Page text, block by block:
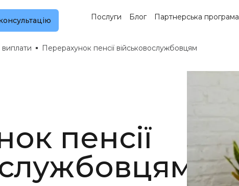
Послуги Блог Партнерська програма
виплати Перерахунок пенсії військовослужбовцям
пенсії